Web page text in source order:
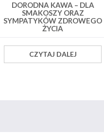
DORODNA KAWA – DLA
SMAKOSZY ORAZ
SYMPATYKÓW ZDROWEGO
ŻYCIA
CZYTAJ DALEJ